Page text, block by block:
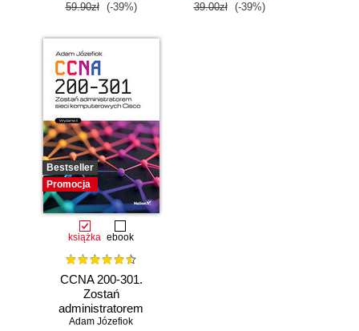
59.90zł (-39%) 39.00zł (-39%)
Bestseller
Promocja
książka ebook
CCNA 200-301.
Zostań
administratorem
sieci
Adam Józefiok